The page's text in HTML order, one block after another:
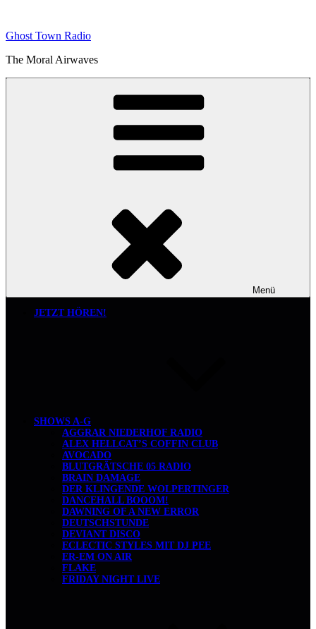
springen
Ghost Town Radio
The Moral Airwaves
Menü
JETZT HÖREN!
SHOWS A-G
AGGRAR NIEDERHOF RADIO
ALEX HELLCAT’S COFFIN CLUB
AVOCADO
BLUTGRÄTSCHE 05 RADIO
BRAIN DAMAGE
DER KLINGENDE WOLPERTINGER
DANCEHALL BOOOM!
DAWNING OF A NEW ERROR
DEUTSCHSTUNDE
DEVIANT DISCO
ECLECTIC STYLES MIT DJ PEE
ER-EM ON AIR
FLAKE
FRIDAY NIGHT LIVE